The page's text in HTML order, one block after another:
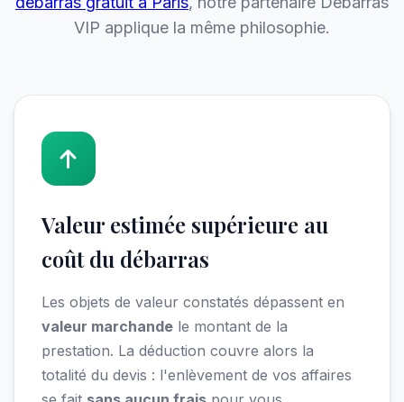
VIP applique la même philosophie.
Valeur estimée supérieure au
coût du débarras
Les objets de valeur constatés dépassent en
valeur marchande le montant de la
prestation. La déduction couvre alors la
totalité du devis : l'enlèvement de vos affaires